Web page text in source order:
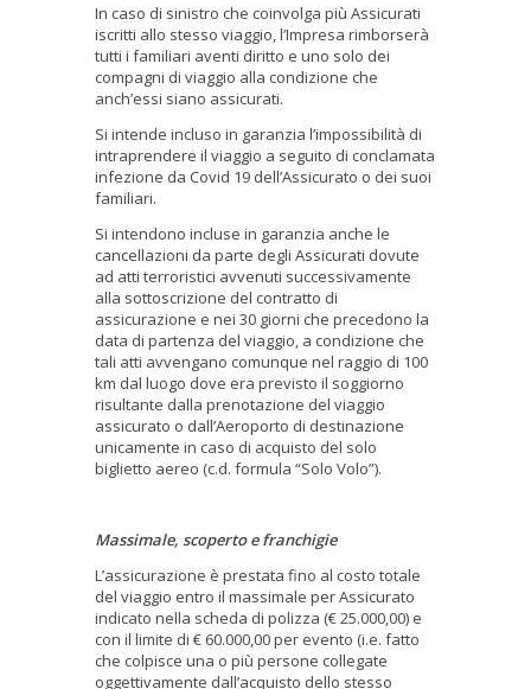
In caso di sinistro che coinvolga più Assicurati
iscritti allo stesso viaggio, l’Impresa rimborserà
tutti i familiari aventi diritto e uno solo dei
compagni di viaggio alla condizione che
anch’essi siano assicurati.
Si intende incluso in garanzia l’impossibilità di
intraprendere il viaggio a seguito di conclamata
infezione da Covid 19 dell’Assicurato o dei suoi
familiari.
Si intendono incluse in garanzia anche le
cancellazioni da parte degli Assicurati dovute
ad atti terroristici avvenuti successivamente
alla sottoscrizione del contratto di
assicurazione e nei 30 giorni che precedono la
data di partenza del viaggio, a condizione che
tali atti avvengano comunque nel raggio di 100
km dal luogo dove era previsto il soggiorno
risultante dalla prenotazione del viaggio
assicurato o dall’Aeroporto di destinazione
unicamente in caso di acquisto del solo
biglietto aereo (c.d. formula “Solo Volo”).
Massimale, scoperto e franchigie
L’assicurazione è prestata fino al costo totale
del viaggio entro il massimale per Assicurato
indicato nella scheda di polizza (€ 25.000,00) e
con il limite di € 60.000,00 per evento (i.e. fatto
che colpisce una o più persone collegate
oggettivamente dall’acquisto dello stesso